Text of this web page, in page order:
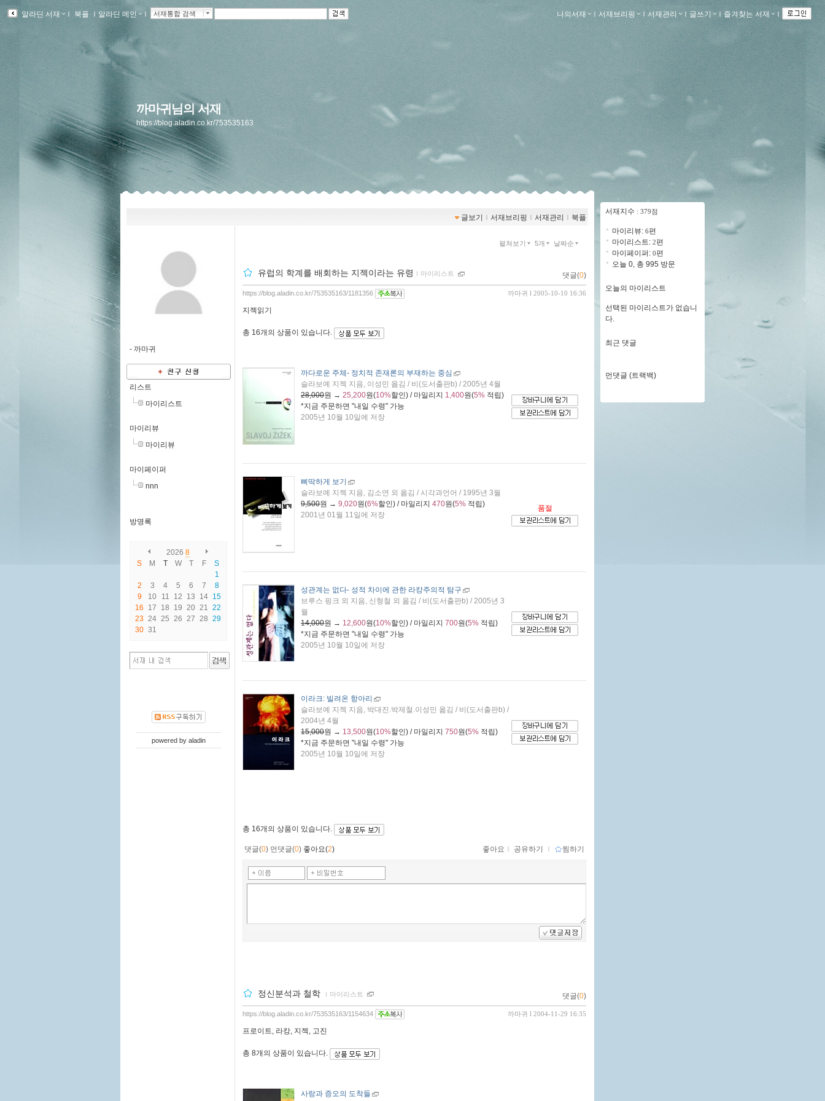
알라딘 서재 ｌ 북플 ｌ 알라딘 메인 ｌ 서재통합 검색 나의서재 ｌ 서재브리핑 ｌ 서재관리 ｌ 글쓰기 ｌ 즐겨찾는 서재 ｌ
까마귀님의 서재
https://blog.aladin.co.kr/753535163
글보기 ｌ 서재브리핑 ｌ 서재관리 ｌ 북플
- 까마귀
리스트
마이리스트
마이리뷰
마이리뷰
마이페이퍼
nnn
방명록
2026 8
S
M T W T F
S
1
2
3 4 5 6 7
8
9
10 11 12 13 14 15
16
17 18 19 20 21 22
23 24 25 26 27 28 29
30 31
powered by aladin
펼쳐보기 5개 날짜순
유럽의 학계를 배회하는 지젝이라는 유령 ｌ 마이리스트 댓글(0)
까마귀 l 2005-10-10 16:36
https://blog.aladin.co.kr/753535163/1181356
지젝읽기
총 16개 의 상품이 있습니다.
까다로운 주체 - 정치적 존재론의 부재하는 중심
슬라보예 지젝 지음, 이성민 옮김 / 비(도서출판b) / 2005년 4월
28,000원 → 25,200원(10%할인) / 마일리지 1,400원(5% 적립)
*지금 주문하면 "내일 수령" 가능
2005년 10월 10일에 저장
삐딱하게 보기
슬라보예 지젝 지음, 김소연 외 옮김 / 시각과언어 / 1995년 3월
9,500원 → 9,020원(6%할인) / 마일리지 470원(5% 적립)
2001년 01월 11일에 저장
품절
성관계는 없다- 성적 차이에 관한 라캉주의적 탐구
브루스 핑크 외 지음, 신형철 외 옮김 / 비(도서출판b) / 2005년 3
월
14,000원 → 12,600원(10%할인) / 마일리지 700원(5% 적립)
*지금 주문하면 "내일 수령" 가능
2005년 10월 10일에 저장
이라크: 빌려온 항아리
슬라보예 지젝 지음, 박대진.박제철.이성민 옮김 / 비(도서출판b) /
2004년 4월
15,000원 → 13,500원(10%할인) / 마일리지 750원(5% 적립)
*지금 주문하면 "내일 수령" 가능
2005년 10월 10일에 저장
총 16개 의 상품이 있습니다.
댓글(0) 먼댓글(0) 좋아요(2) 좋아요 ｌ 공유하기 ｌ 찜하기
정신분석과 철학 ｌ 마이리스트 댓글(0)
까마귀 l 2004-11-29 16:35
https://blog.aladin.co.kr/753535163/1154634
프로이트, 라캉, 지젝, 고진
총 8개 의 상품이 있습니다.
사랑과 증오의 도착들
서재지수 : 379점
마이리뷰: 6편
마이리스트: 2편
마이페이퍼: 0편
오늘 0, 총 995 방문
오늘의 마이리스트
선택된 마이리스트가 없습니
다.
최근 댓글
먼댓글 (트랙백)